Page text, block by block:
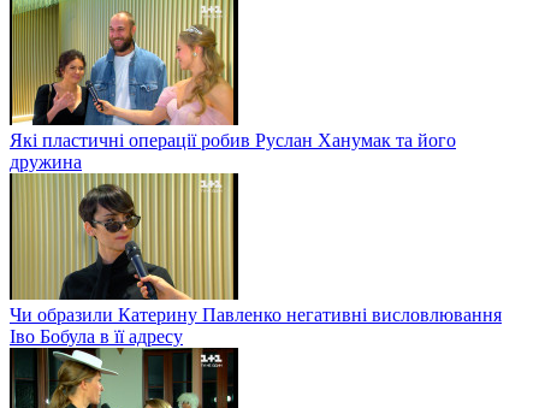
Які пластичні операції робив Руслан Ханумак та його
дружина
Чи образили Катерину Павленко негативні висловлювання
Іво Бобула в її адресу